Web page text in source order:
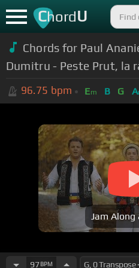
ChordU
Chords for Paul
Dumitru - Peste Prut, la
96.75 bpm Em B G A
Jam Along
97BPM